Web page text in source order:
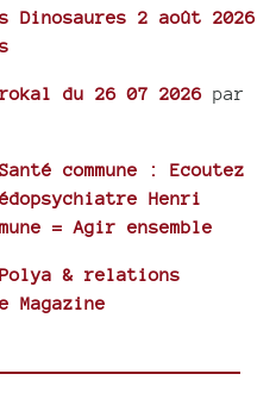
Dinosaures 2 août 2026
du 26 07 2026 par
Santé commune : Ecoutez
Henri
= Agir ensemble
Polya & relations
Magazine